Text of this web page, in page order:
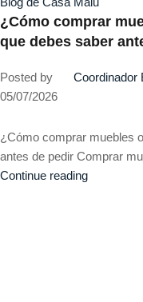
¿Cómo comprar
que debes saber
Posted by
Coordinador
05/07/2026
¿Cómo comprar muebles
antes de pedir Comprar
Continue reading